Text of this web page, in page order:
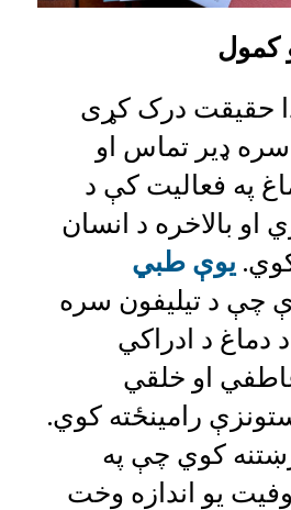
کمول
حقیقت درک کړی
ډیر تماس او
په فعالیت کې د
او بالاخره د انسان
یوې طبي
چې د تیلیفون سره
د ادراکي
عاطفي او خلقي
رامینځته کوي.
کوي چې په
یو اندازه وخت